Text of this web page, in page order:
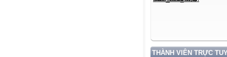
THÀNH VIÊN TRỰC